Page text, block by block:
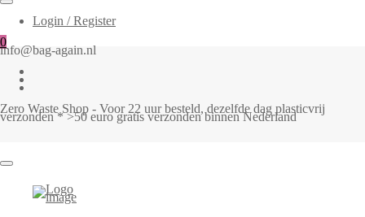
Login / Register
0
info@bag-again.nl
Zero Waste Shop - Voor 22 uur besteld, dezelfde dag plasticvrij
verzonden * >50 euro gratis verzonden binnen Nederland